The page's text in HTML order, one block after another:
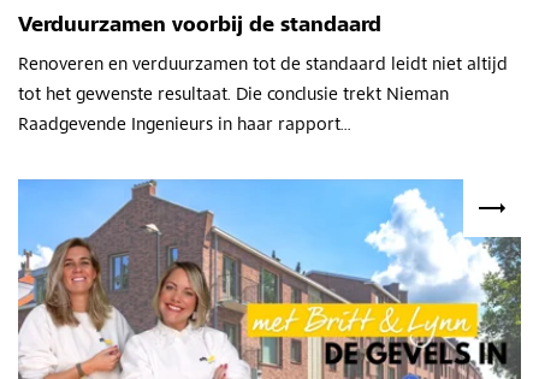
Verduurzamen voorbij de standaard
Renoveren en verduurzamen tot de standaard leidt niet altijd
tot het gewenste resultaat. Die conclusie trekt Nieman
Raadgevende Ingenieurs in haar rapport...